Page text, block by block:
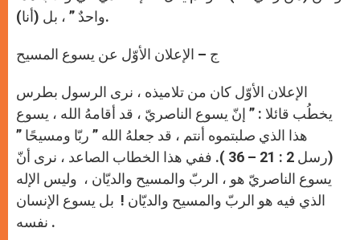
واحدٌ ” ، بل (أنا).
ج – الإعلان الأوّل عن يسوع المسيح
الإعلان الأوّل كان من تلاميذه ، نرى الرسول بطرس
يخطُب قائلا : ” إنّ يسوع الناصريّ ، قد أقامهُ الله ، يسوع
هذا الذي صلبتموه أنتم ، قد جعلهُ الله ” ربّا ومسيحًا ”
(رسل 2 : 21 – 36 ). ففي هذا الخطاب الصاعد ، نرى أنّ
يسوع الناصريّ هو ، الربّ والمسيح والديّان ، وليس الإله
الذي فيه هو الربّ والمسيح والديّان ! بل يسوع الإنسان
نفسه .